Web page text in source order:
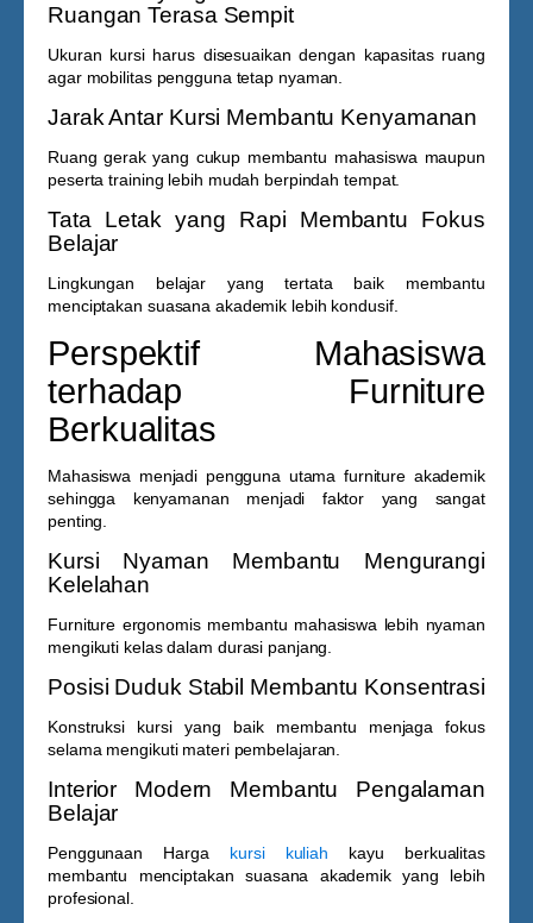
Ruangan Terasa Sempit
Ukuran kursi harus disesuaikan dengan kapasitas ruang
agar mobilitas pengguna tetap nyaman.
Jarak Antar Kursi Membantu Kenyamanan
Ruang gerak yang cukup membantu mahasiswa maupun
peserta training lebih mudah berpindah tempat.
Tata Letak yang Rapi Membantu Fokus
Belajar
Lingkungan belajar yang tertata baik membantu
menciptakan suasana akademik lebih kondusif.
Perspektif Mahasiswa
terhadap Furniture
Berkualitas
Mahasiswa menjadi pengguna utama furniture akademik
sehingga kenyamanan menjadi faktor yang sangat
penting.
Kursi Nyaman Membantu Mengurangi
Kelelahan
Furniture ergonomis membantu mahasiswa lebih nyaman
mengikuti kelas dalam durasi panjang.
Posisi Duduk Stabil Membantu Konsentrasi
Konstruksi kursi yang baik membantu menjaga fokus
selama mengikuti materi pembelajaran.
Interior Modern Membantu Pengalaman
Belajar
Penggunaan Harga kursi kuliah kayu berkualitas
membantu menciptakan suasana akademik yang lebih
profesional.